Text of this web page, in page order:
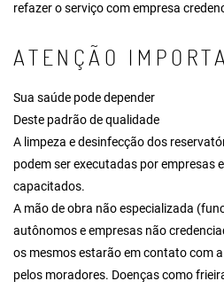
refazer o serviço com empresa
ATENÇÃO
Sua saúde pode depender
Deste padrão de qualidade
A limpeza e desinfecção dos
podem ser executadas por empresas
capacitados.
A mão de obra não especializada
autônomos e empresas não
os mesmos estarão em contato com
pelos moradores. Doenças como